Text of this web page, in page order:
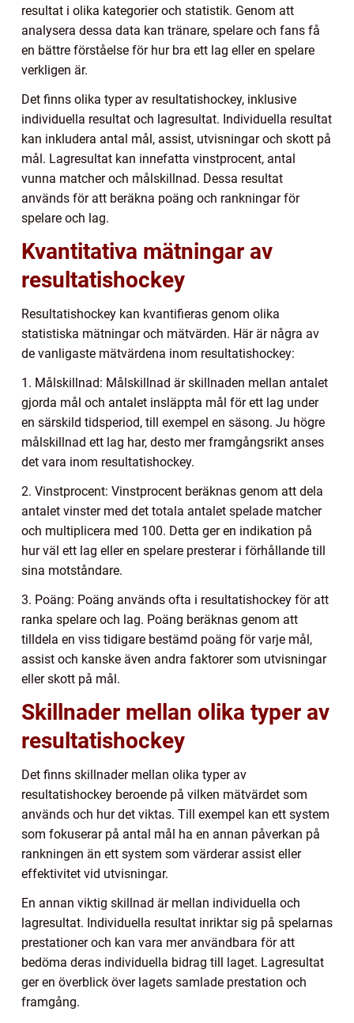
resultat i olika kategorier och statistik. Genom att
analysera dessa data kan tränare, spelare och fans få
en bättre förståelse för hur bra ett lag eller en spelare
verkligen är.
Det finns olika typer av resultatishockey, inklusive
individuella resultat och lagresultat. Individuella resultat
kan inkludera antal mål, assist, utvisningar och skott på
mål. Lagresultat kan innefatta vinstprocent, antal
vunna matcher och målskillnad. Dessa resultat
används för att beräkna poäng och rankningar för
spelare och lag.
Kvantitativa mätningar av
resultatishockey
Resultatishockey kan kvantifieras genom olika
statistiska mätningar och mätvärden. Här är några av
de vanligaste mätvärdena inom resultatishockey:
1. Målskillnad: Målskillnad är skillnaden mellan antalet
gjorda mål och antalet insläppta mål för ett lag under
en särskild tidsperiod, till exempel en säsong. Ju högre
målskillnad ett lag har, desto mer framgångsrikt anses
det vara inom resultatishockey.
2. Vinstprocent: Vinstprocent beräknas genom att dela
antalet vinster med det totala antalet spelade matcher
och multiplicera med 100. Detta ger en indikation på
hur väl ett lag eller en spelare presterar i förhållande till
sina motståndare.
3. Poäng: Poäng används ofta i resultatishockey för att
ranka spelare och lag. Poäng beräknas genom att
tilldela en viss tidigare bestämd poäng för varje mål,
assist och kanske även andra faktorer som utvisningar
eller skott på mål.
Skillnader mellan olika typer av
resultatishockey
Det finns skillnader mellan olika typer av
resultatishockey beroende på vilken mätvärdet som
används och hur det viktas. Till exempel kan ett system
som fokuserar på antal mål ha en annan påverkan på
rankningen än ett system som värderar assist eller
effektivitet vid utvisningar.
En annan viktig skillnad är mellan individuella och
lagresultat. Individuella resultat inriktar sig på spelarnas
prestationer och kan vara mer användbara för att
bedöma deras individuella bidrag till laget. Lagresultat
ger en överblick över lagets samlade prestation och
framgång.